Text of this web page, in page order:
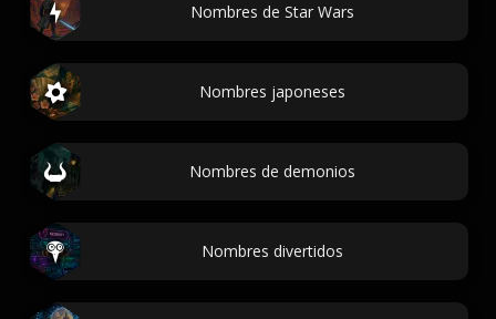
Nombres de Star Wars
Nombres japoneses
Nombres de demonios
Nombres divertidos